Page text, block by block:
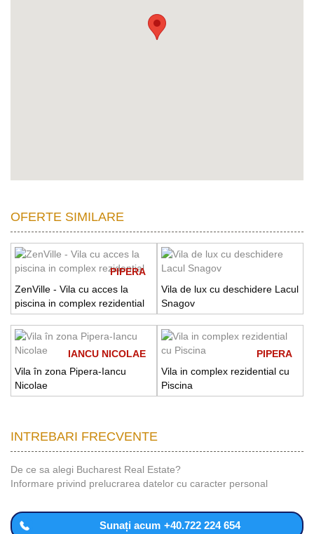
OFERTE SIMILARE
PIPERA
ZenVille - Vila cu acces la
piscina in complex rezidential
Vila de lux cu deschidere Lacul
Snagov
IANCU NICOLAE
Vila în zona Pipera-Iancu
Nicolae
PIPERA
Vila in complex rezidential cu
Piscina
INTREBARI FRECVENTE
De ce sa alegi Bucharest Real Estate?
Informare privind prelucrarea datelor cu caracter personal
Sunați acum +40.722 224 654